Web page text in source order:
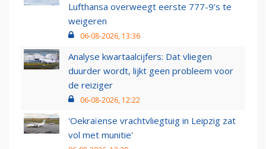
Lufthansa overweegt eerste 777-9’s te
weigeren
06-08-2026, 13:36
Analyse kwartaalcijfers: Dat vliegen
duurder wordt, lijkt geen probleem voor
de reiziger
06-08-2026, 12:22
'Oekraïense vrachtvliegtuig in Leipzig zat
vol met munitie'